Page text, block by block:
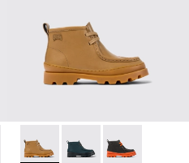
leather ankle boots for kids
- Brown Leather Ankle Boots
026
- K900189-025 - Brown
Kiddo - K900189-021
Kiddo - K900189-018
Kiddo -Kiddo -
Brutus - K900357-002 -
Brutus - K900357-
Brutus -